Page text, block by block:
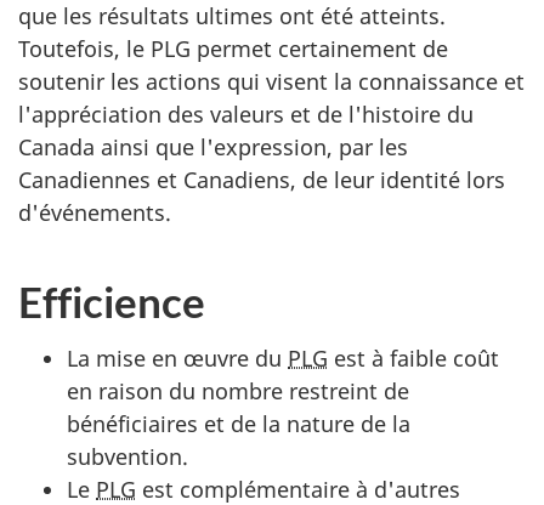
que les résultats ultimes ont été atteints.
Toutefois, le PLG permet certainement de
soutenir les actions qui visent la connaissance et
l'appréciation des valeurs et de l'histoire du
Canada ainsi que l'expression, par les
Canadiennes et Canadiens, de leur identité lors
d'événements.
Efficience
La mise en œuvre du PLG est à faible coût
en raison du nombre restreint de
bénéficiaires et de la nature de la
subvention.
Le PLG est complémentaire à d'autres